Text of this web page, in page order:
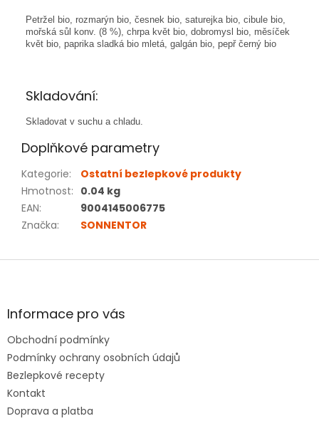
Petržel bio, rozmarýn bio, česnek bio, saturejka bio, cibule bio,
mořská sůl konv. (8 %), chrpa květ bio, dobromysl bio, měsíček
květ bio, paprika sladká bio mletá, galgán bio, pepř černý bio
Skladování:
Skladovat v suchu a chladu.
Doplňkové parametry
Kategorie:
Ostatní bezlepkové produkty
Hmotnost: 0.04 kg
EAN:
9004145006775
Značka: SONNENTOR
Z
aInformace pro vás
Obchodní podmínky
Podmínky ochrany osobních údajů
Bezlepkové recepty
Kontakt
Doprava a platba